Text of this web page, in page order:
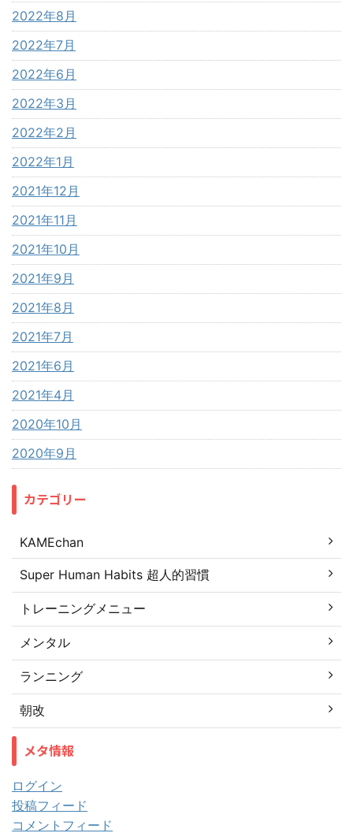
2022年8月
2022年7月
2022年6月
2022年3月
2022年2月
2022年1月
2021年12月
2021年11月
2021年10月
2021年9月
2021年8月
2021年7月
2021年6月
2021年4月
2020年10月
2020年9月
カテゴリー
KAMEchan
Super Human Habits 超人的習慣
トレーニングメニュー
メンタル
ランニング
朝改
メタ情報
ログイン
投稿フィード
コメントフィード